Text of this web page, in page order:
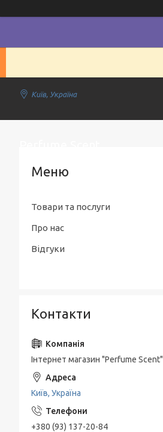
Київ, Україна
Товари та послуги
Про нас
Відгуки
Контакти
Інтернет магазин "Perfume Scent"
Київ, Україна
+380 (93) 137-20-84